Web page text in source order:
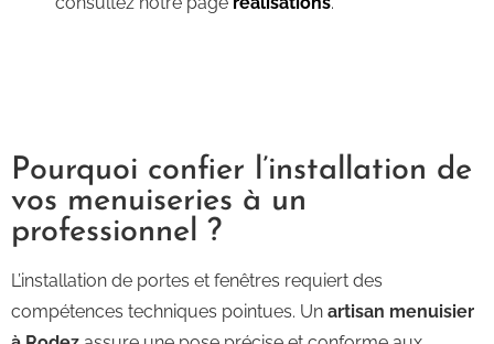
Pourquoi confier l’installation de
vos menuiseries à un
professionnel ?
L’installation de portes et fenêtres requiert des
compétences techniques pointues. Un artisan menuisier